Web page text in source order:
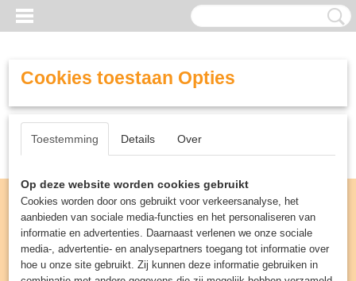
Cookies toestaan Opties
Toestemming Details Over
Op deze website worden cookies gebruikt
Cookies worden door ons gebruikt voor verkeersanalyse, het
aanbieden van sociale media-functies en het personaliseren van
informatie en advertenties. Daarnaast verlenen we onze sociale
media-, advertentie- en analysepartners toegang tot informatie over
hoe u onze site gebruikt. Zij kunnen deze informatie gebruiken in